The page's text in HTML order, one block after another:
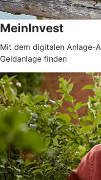
MeinInvest
Mit dem digitalen Anlage-
Geldanlage finden